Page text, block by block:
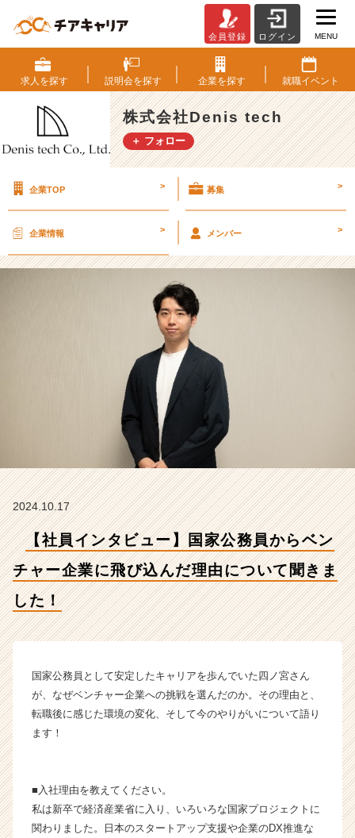
員
イ
ン
タ
ビ
ュ
公
か
ー
企
込
に
い
ま
た！
【株
式
n
i
s
会員登録 ログイン MENU
求人を探す 説明会を探す 企業を探す 就職イベント
株式会社Denis tech
＋ フォロー
企業TOP > 募集 >
企業情報 > メンバー >
2024.10.17
【社員インタビュー】国家公務員からベン
チャー企業に飛び込んだ理由について聞きま
した！
国家公務員として安定したキャリアを歩んでいた四ノ宮さん
が、なぜベンチャー企業への挑戦を選んだのか。その理由と、
転職後に感じた環境の変化、そして今のやりがいについて語り
ます！
■入社理由を教えてください。
私は新卒で経済産業省に入り、いろいろな国家プロジェクトに
関わりました。日本のスタートアップ支援や企業のDX推進な